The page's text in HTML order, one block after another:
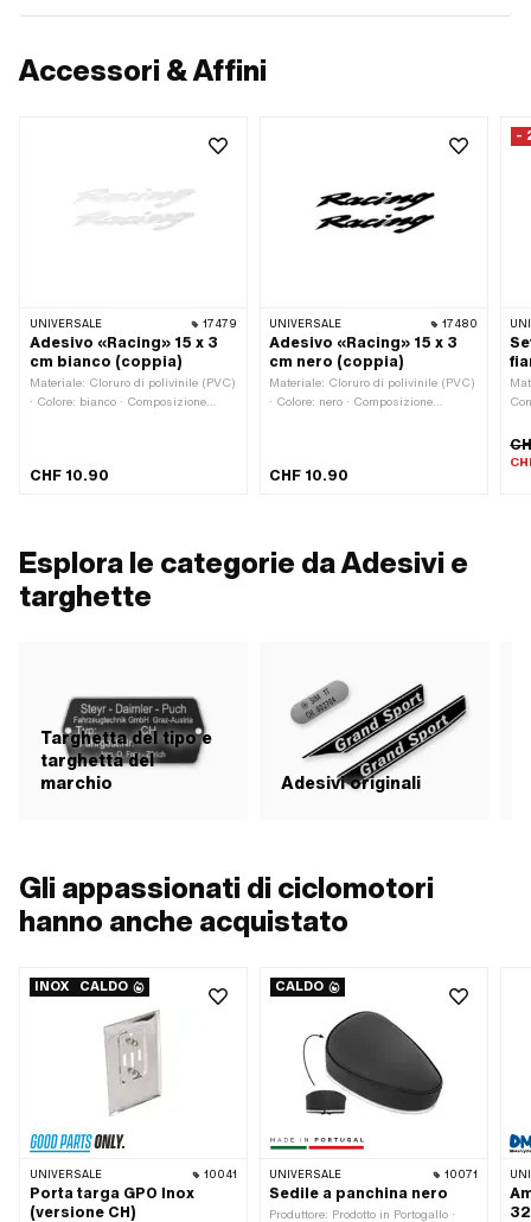
Accessori & Affini
UNIVERSALE 17479
Adesivo «Racing» 15 x 3
cm bianco (coppia)
Materiale: Cloruro di polivinile (PVC)
· Colore: bianco · Composizione
Transferfolie: No
CHF 10.90
UNIVERSALE 17480
Adesivo «Racing» 15 x 3
cm nero (coppia)
Materiale: Cloruro di polivinile (PVC)
· Colore: nero · Composizione
Transferfolie: No
CHF 10.90
-
Esplora le categorie da Adesivi e
targhette
Targhetta del tipo e
targhetta del
marchio
Adesivi originali
Gli appassionati di ciclomotori
hanno anche acquistato
INOX CALDO
UNIVERSALE 10041
Porta targa GPO Inox
(versione CH)
CALDO
UNIVERSALE 10071
Sedile a panchina nero
Produttore: Prodotto in Portogallo ·